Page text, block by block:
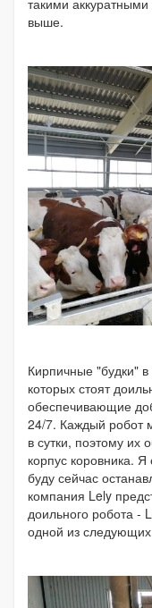
такими
выше.
Кирпичные "будки"
которых стоят
обеспечивающие
24/7. Каждый робот
в сутки, поэтому их
корпус коровника.
буду сейчас
компания Lely
доильного робота -
одной из